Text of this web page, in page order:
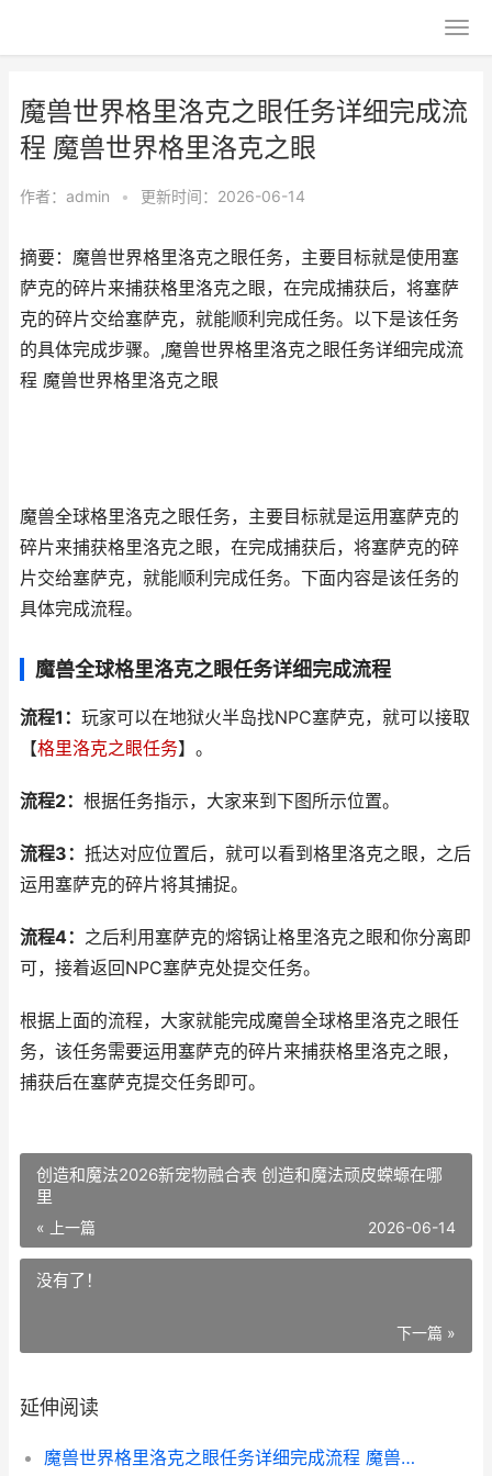
魔兽世界格里洛克之眼任务详细完成流
程 魔兽世界格里洛克之眼
作者： admin • 更新时间：2026-06-14
摘要：魔兽世界格里洛克之眼任务，主要目标就是使用塞
萨克的碎片来捕获格里洛克之眼，在完成捕获后，将塞萨
克的碎片交给塞萨克，就能顺利完成任务。以下是该任务
的具体完成步骤。,魔兽世界格里洛克之眼任务详细完成流
程 魔兽世界格里洛克之眼
魔兽全球格里洛克之眼任务，主要目标就是运用塞萨克的
碎片来捕获格里洛克之眼，在完成捕获后，将塞萨克的碎
片交给塞萨克，就能顺利完成任务。下面内容是该任务的
具体完成流程。
魔兽全球格里洛克之眼任务详细完成流程
流程1： 玩家可以在地狱火半岛找NPC塞萨克，就可以接取
【格里洛克之眼任务】。
流程2： 根据任务指示，大家来到下图所示位置。
流程3： 抵达对应位置后，就可以看到格里洛克之眼，之后
运用塞萨克的碎片将其捕捉。
流程4： 之后利用塞萨克的熔锅让格里洛克之眼和你分离即
可，接着返回NPC塞萨克处提交任务。
根据上面的流程，大家就能完成魔兽全球格里洛克之眼任
务，该任务需要运用塞萨克的碎片来捕获格里洛克之眼，
捕获后在塞萨克提交任务即可。
创造和魔法2026新宠物融合表 创造和魔法顽皮蝾螈在哪
里
« 上一篇 2026-06-14
没有了！
下一篇 »
延伸阅读
魔兽世界格里洛克之眼任务详细完成流程 魔兽世界格里洛克之眼